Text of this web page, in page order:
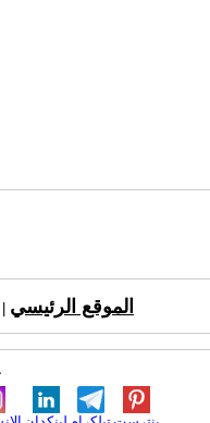
الموقع الرئيسي